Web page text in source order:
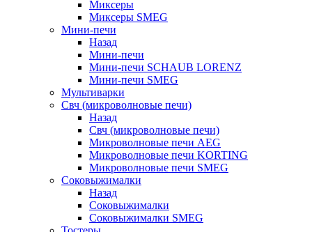
Миксеры
Миксеры SMEG
Мини-печи
Назад
Мини-печи
Мини-печи SCHAUB LORENZ
Мини-печи SMEG
Мультиварки
Свч (микроволновые печи)
Назад
Свч (микроволновые печи)
Микроволновые печи AEG
Микроволновые печи KORTING
Микроволновые печи SMEG
Соковыжималки
Назад
Соковыжималки
Соковыжималки SMEG